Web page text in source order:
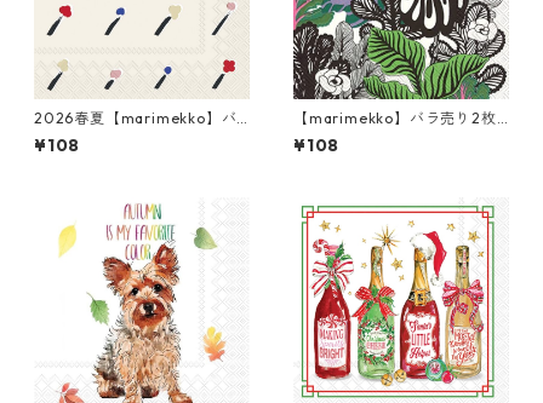
2026春夏【marimekko】バ
ラ売り2枚 カクテルサイズ ペ
ーパーナプキン Ilo クリーム
¥108
【marimekko】バラ売り2枚
カクテルサイズ ペーパーナプ
キン KAALIMETSÄ グリーン
¥108